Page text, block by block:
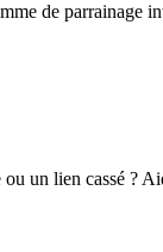
de parrainage
un lien cassé ?